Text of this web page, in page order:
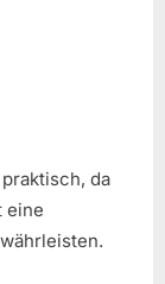
da
eine